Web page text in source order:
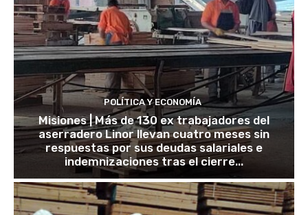
POLÍTICA Y ECONOMÍA
Misiones | Más de 130 ex trabajadores del
aserradero Linor llevan cuatro meses sin
respuestas por sus deudas salariales e
indemnizaciones tras el cierre...